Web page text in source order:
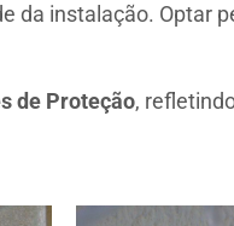
da instalação. Optar
de Proteção,